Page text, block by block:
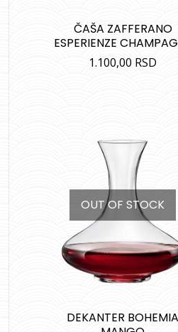
ČAŠA ZAFFERANO
ESPERIENZE
1.100,00 RSD
OUT OF STOCK
DEKANTER BOHEMIA